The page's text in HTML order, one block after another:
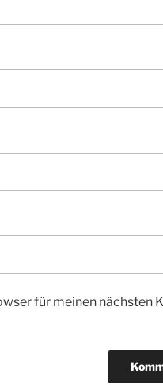
für meinen nächsten